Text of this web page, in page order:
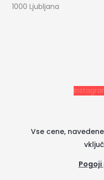
1000 Ljubljana
Vse cene,